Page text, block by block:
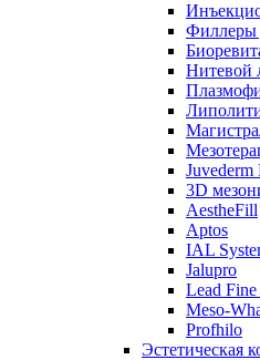
Филлеры
Нитевой
Juvederm
3D
AestheFill
Aptos
IAL
Jalupro
Lead
Meso-
Profhilo
Эстетическая